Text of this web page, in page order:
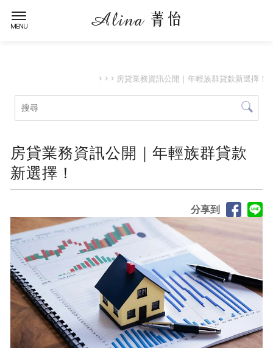
> > > 房貸業務資訊公開｜年輕族群貸款新選擇！
房貸業務資訊公開｜年輕族群貸款
新選擇！
分享到